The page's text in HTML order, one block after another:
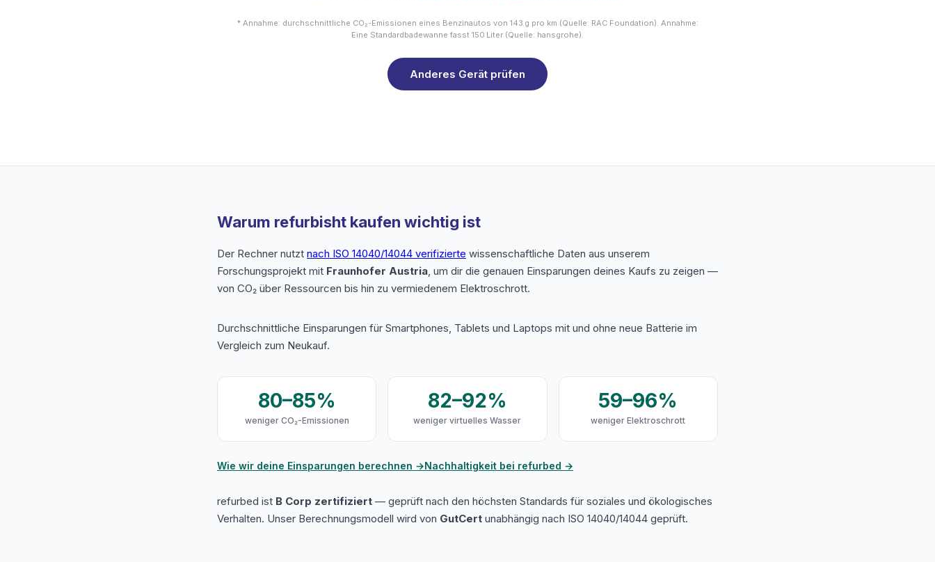
* Annahme: durchschnittliche CO₂-Emissionen eines Benzinautos von 143 g pro km (Quelle: RAC Foundation). Annahme:
Eine Standardbadewanne fasst 150 Liter (Quelle: hansgrohe).
Anderes Gerät prüfen
Warum refurbisht kaufen wichtig ist
Der Rechner nutzt nach ISO 14040/14044 verifizierte wissenschaftliche Daten aus unserem
Forschungsprojekt mit Fraunhofer Austria, um dir die genauen Einsparungen deines Kaufs zu zeigen —
von CO₂ über Ressourcen bis hin zu vermiedenem Elektroschrott.
Durchschnittliche Einsparungen für Smartphones, Tablets und Laptops mit und ohne neue Batterie im
Vergleich zum Neukauf.
80–85%
weniger CO₂-Emissionen
82–92%
weniger virtuelles Wasser
59–96%
weniger Elektroschrott
Wie wir deine Einsparungen berechnen →Nachhaltigkeit bei refurbed →
refurbed ist B Corp zertifiziert — geprüft nach den höchsten Standards für soziales und ökologisches
Verhalten. Unser Berechnungsmodell wird von GutCert unabhängig nach ISO 14040/14044 geprüft.